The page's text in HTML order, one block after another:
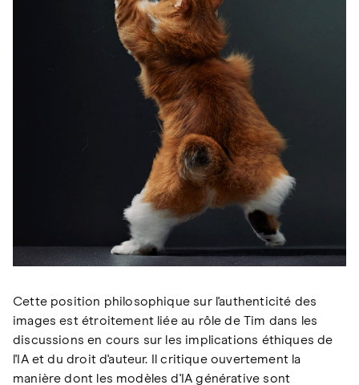
Cette position philosophique sur l'authenticité des
images est étroitement liée au rôle de Tim dans les
discussions en cours sur les implications éthiques de
l'IA et du droit d'auteur. Il critique ouvertement la
manière dont les modèles d'IA générative sont